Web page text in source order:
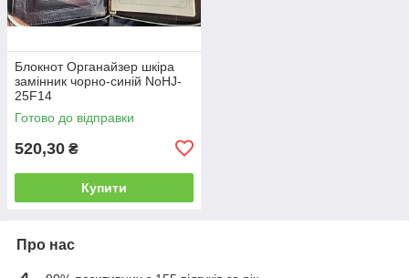
Блокнот Органайзер шкіра
замінник чорно-синій NoHJ-
25F14
Готово до відправки
520,30 ₴
Купити
Про нас